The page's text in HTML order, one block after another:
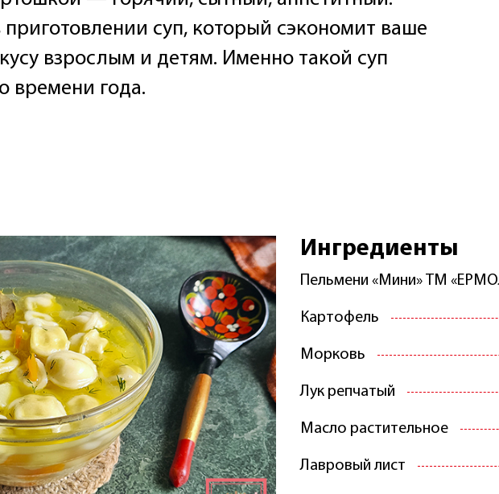
суп, который сэкономит ваше
взрослым и детям. Именно такой суп
времени года.
Ингредиенты
Пельмени «Мини» ТМ
Картофель
Морковь
Лук репчатый
Масло растительное
Лавровый лист